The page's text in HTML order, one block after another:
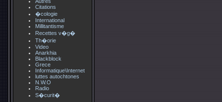
Citations
�cologie
International
Millitantisme
Recettes v�g�
Th�orie
Video
Anarkhia
Blackblock
Grece
Informatique\Internet
luttes autochtones
N.W.O
Radio
S�curit�